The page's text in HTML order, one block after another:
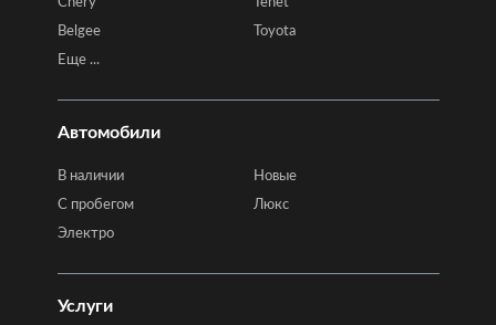
Belgee
Toyota
Еще ...
Автомобили
В наличии
Новые
C пробегом
Люкс
Электро
Услуги